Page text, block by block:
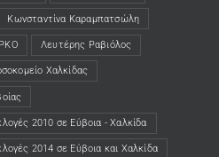
Κωνσταντίνα Καραμπατσώλη
Λευτέρης Ραβιόλος
Χαλκίδας
2010 σε Εύβοια - Χαλκίδα
2014 σε Εύβοια και Χαλκίδα